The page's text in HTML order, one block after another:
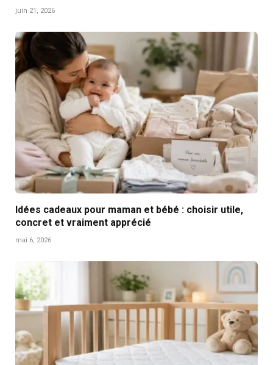
juin 21, 2026
Idées cadeaux pour maman et bébé : choisir utile,
concret et vraiment apprécié
mai 6, 2026